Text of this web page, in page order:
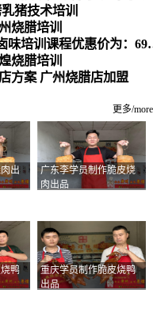
猪技术培训
烧腊培训
广州粤煌烧腊培训中心，烧腊卤味培训课程优惠价为：6980元
烧腊培训
方案 广州烧腊店加盟
更多/more
出
广东李学员制作脆皮烧
肉出品
鸭
重庆学员制作脆皮烧鸭
出品